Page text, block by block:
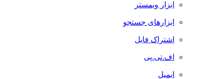
ابزار وبمستر
ابزارهای جستجو
اشتراک فایل
اف.تی.پی
ایمیل